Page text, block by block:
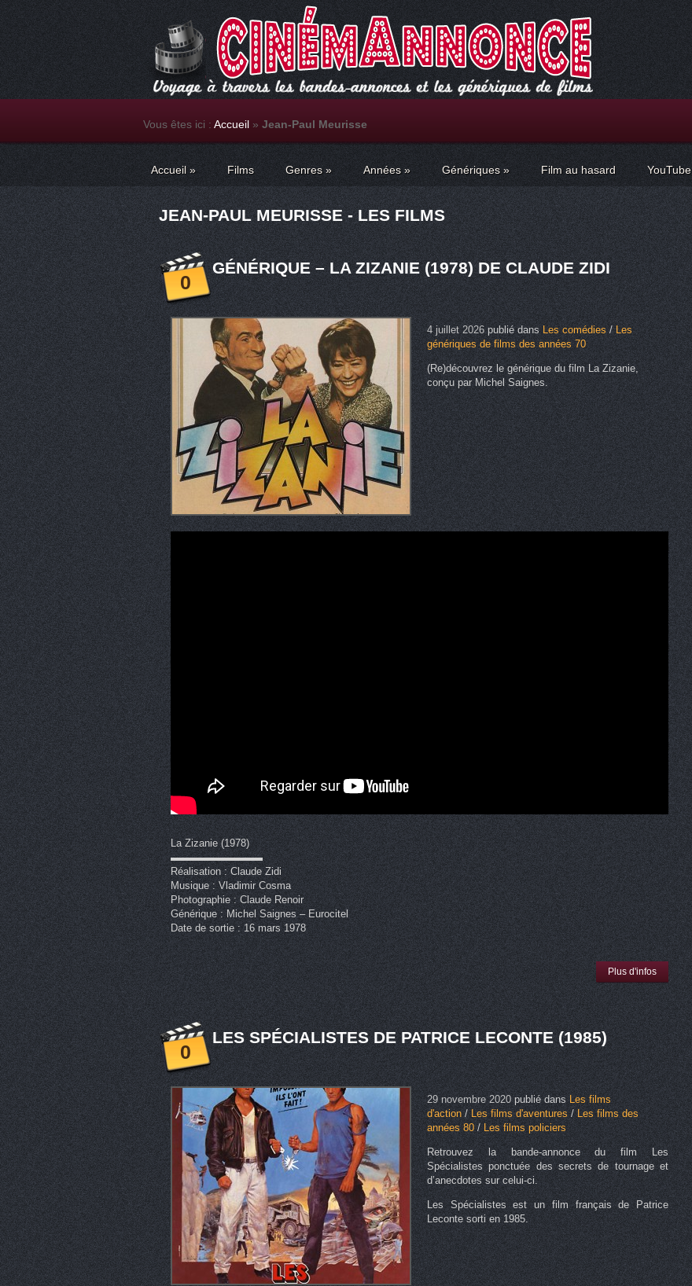
Vous êtes ici : Accueil » Jean-Paul Meurisse
Accueil » Films Genres» Années » Génériques » Film au hasard YouTube
JEAN-PAUL MEURISSE - LES FILMS
0
GÉNÉRIQUE – LA ZIZANIE (1978) DE CLAUDE ZIDI
4 juillet 2026publié dans Les comédies/Les
génériques de films des années 70
(Re)découvrez le générique du film La Zizanie,
conçu par Michel Saignes.
La Zizanie (1978)
▬▬▬▬▬▬▬▬▬
Réalisation : Claude Zidi
Musique : Vladimir Cosma
Photographie : Claude Renoir
Générique : Michel Saignes – Eurocitel
Date de sortie : 16 mars 1978
Plus d'infos
0
LES SPÉCIALISTES DE PATRICE LECONTE (1985)
29 novembre 2020publié dansLes films
d'action/ Les films d'aventures /Les films des
années 80 / Les films policiers
Retrouvez la bande-annonce du film Les
Spécialistes ponctuée des secrets de tournage et
d’anecdotes sur celui-ci.
Les Spécialistes est un film français de Patrice
Leconte sorti en 1985.